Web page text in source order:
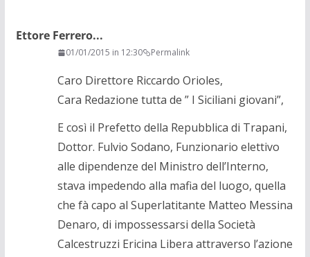
Ettore Ferrero...
01/01/2015 in 12:30 Permalink
Caro Direttore Riccardo Orioles,
Cara Redazione tutta de ” I Siciliani giovani”,
E così il Prefetto della Repubblica di Trapani,
Dottor. Fulvio Sodano, Funzionario elettivo
alle dipendenze del Ministro dell’Interno,
stava impedendo alla mafia del luogo, quella
che fà capo al Superlatitante Matteo Messina
Denaro, di impossessarsi della Società
Calcestruzzi Ericina Libera attraverso l’azione